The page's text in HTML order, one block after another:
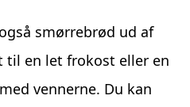
smørrebrød ud af
til en let frokost eller en
vennerne. Du kan